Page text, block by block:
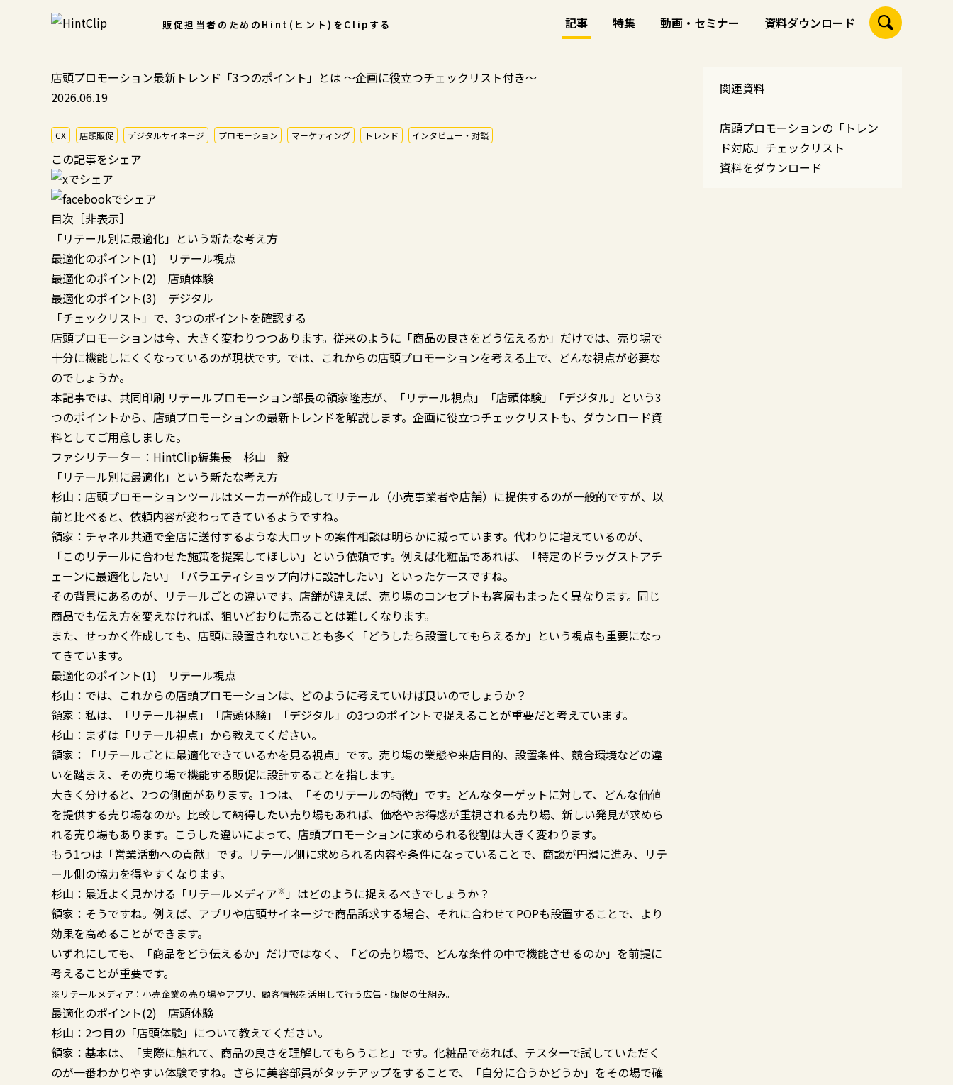
販促担当者のための Hint(ヒント)をClipする 記事 特集 動画・セミナー 資料ダウンロード
店頭プロモーション最新トレンド「3つのポイント」とは ～企画に役立つチェックリスト付き～
2026.06.19
CX 店頭販促 デジタルサイネージ プロモーション マーケティング トレンド インタビュー・対談
この記事をシェア
目次 ［非表示］
「リテール別に最適化」という新たな考え方
最適化のポイント(1) リテール視点
最適化のポイント(2) 店頭体験
最適化のポイント(3) デジタル
「チェックリスト」で、3つのポイントを確認する
店頭プロモーションは今、大きく変わりつつあります。従来のように「商品の良さをどう伝えるか」だけでは、売り場で
十分に機能しにくくなっているのが現状です。では、これからの店頭プロモーションを考える上で、どんな視点が必要な
のでしょうか。
本記事では、共同印刷 リテールプロモーション部長の領家隆志が、「リテール視点」「店頭体験」「デジタル」という3
つのポイントから、店頭プロモーションの最新トレンドを解説します。企画に役立つチェックリストも、ダウンロード資
料としてご用意しました。
ファシリテーター：HintClip編集長 杉山 毅
「リテール別に最適化」という新たな考え方
杉山：店頭プロモーションツールはメーカーが作成してリテール（小売事業者や店舗）に提供するのが一般的ですが、以
前と比べると、依頼内容が変わってきているようですね。
領家：チャネル共通で全店に送付するような大ロットの案件相談は明らかに減っています。代わりに増えているのが、
「このリテールに合わせた施策を提案してほしい」という依頼です。例えば化粧品であれば、「特定のドラッグストアチ
ェーンに最適化したい」「バラエティショップ向けに設計したい」といったケースですね。
その背景にあるのが、リテールごとの違いです。店舗が違えば、売り場のコンセプトも客層もまったく異なります。同じ
商品でも伝え方を変えなければ、狙いどおりに売ることは難しくなります。
また、せっかく作成しても、店頭に設置されないことも多く「どうしたら設置してもらえるか」という視点も重要になっ
てきています。
最適化のポイント(1) リテール視点
杉山：では、これからの店頭プロモーションは、どのように考えていけば良いのでしょうか？
領家：私は、「リテール視点」「店頭体験」「デジタル」の3つのポイントで捉えることが重要だと考えています。
杉山：まずは「リテール視点」から教えてください。
領家：「リテールごとに最適化できているかを見る視点」です。売り場の業態や来店目的、設置条件、競合環境などの違
いを踏まえ、その売り場で機能する販促に設計することを指します。
大きく分けると、2つの側面があります。1つは、「そのリテールの特徴」です。どんなターゲットに対して、どんな価値
を提供する売り場なのか。比較して納得したい売り場もあれば、価格やお得感が重視される売り場、新しい発見が求めら
れる売り場もあります。こうした違いによって、店頭プロモーションに求められる役割は大きく変わります。
もう1つは「営業活動への貢献」です。リテール側に求められる内容や条件になっていることで、商談が円滑に進み、リテ
ール側の協力を得やすくなります。
杉山：最近よく見かける「リテールメディア※」はどのように捉えるべきでしょうか？
領家：そうですね。例えば、アプリや店頭サイネージで商品訴求する場合、それに合わせてPOPも設置することで、より
効果を高めることができます。
いずれにしても、「商品をどう伝えるか」だけではなく、「どの売り場で、どんな条件の中で機能させるのか」を前提に
考えることが重要です。
※リテールメディア：小売企業の売り場やアプリ、顧客情報を活用して行う広告・販促の仕組み。
最適化のポイント(2) 店頭体験
杉山：2つ目の「店頭体験」について教えてください。
領家：基本は、「実際に触れて、商品の良さを理解してもらうこと」です。化粧品であれば、テスターで試していただく
のが一番わかりやすい体験ですね。さらに美容部員がタッチアップをすることで、「自分に合うかどうか」をその場で確
関連資料
店頭プロモーションの「トレン
ド対応」チェックリスト
資料をダウンロード